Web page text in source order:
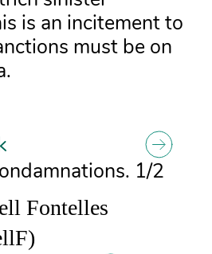
is an incitement to
must be on
1/2
Fontelles